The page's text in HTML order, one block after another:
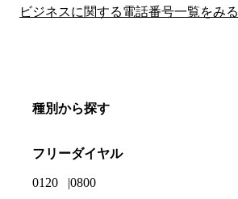
ビジネスに関する電話番号一覧をみる
種別から探す
フリーダイヤル
0120 0800